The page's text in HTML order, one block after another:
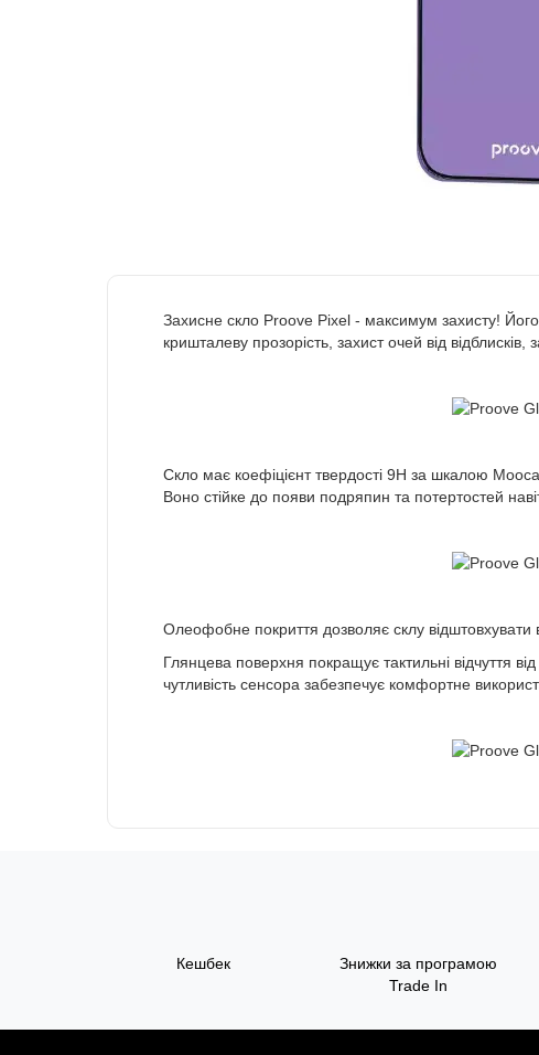
Захисне скло Proove Pixel - максимум захисту!
кришталеву прозорість, захист очей від
Скло має коефіцієнт твердості 9Н за шкалою
Воно стійке до появи подряпин та потертостей
Олеофобне покриття дозволяє склу відштовхувати
Глянцева поверхня покращує тактильні відчуття
чутливість сенсора забезпечує комфортне
Кешбек
Знижки за програмою
Trade In